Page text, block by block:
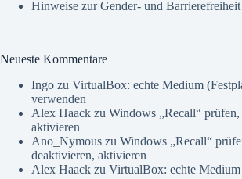
Hinweise zur Gender- und Barrierefreiheit
Neueste Kommentare
Ingo zu VirtualBox: echte Medium
verwenden
Alex Haack zu Windows „Recall“
aktivieren
Ano_Nymous zu Windows „Recall“
deaktivieren, aktivieren
Alex Haack zu VirtualBox: echte Medium